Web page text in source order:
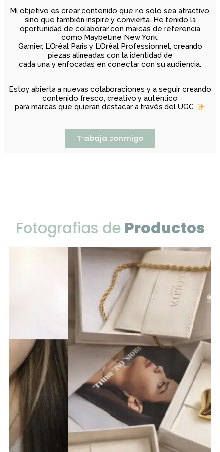
Mi objetivo es crear contenido que no solo sea atractivo,
sino que también inspire y convierta. He tenido la
oportunidad de colaborar con marcas de referencia
como Maybelline New York,
Garnier, L’Oréal Paris y L’Oréal Professionnel, creando
piezas alineadas con la identidad de
cada una y enfocadas en conectar con su audiencia.
Estoy abierta a nuevas colaboraciones y a seguir creando
contenido fresco, creativo y auténtico
para marcas que quieran destacar a través del UGC.
Trabaja conmigo
Fotografias de Productos